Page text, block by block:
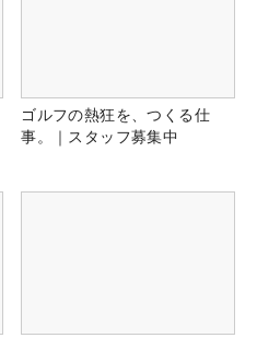
ゴルフの熱狂を、つくる仕
事。｜スタッフ募集中